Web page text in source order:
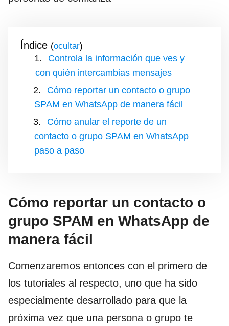
Índice ( )
Controla la información que ves y
con quién intercambias mensajes
Cómo reportar un contacto o grupo
SPAM en WhatsApp de manera fácil
Cómo anular el reporte de un
contacto o grupo SPAM en WhatsApp
paso a paso
Cómo reportar un contacto o
grupo SPAM en WhatsApp de
manera fácil
Comenzaremos entonces con el primero de
los tutoriales al respecto, uno que ha sido
especialmente desarrollado para que la
próxima vez que una persona o grupo te